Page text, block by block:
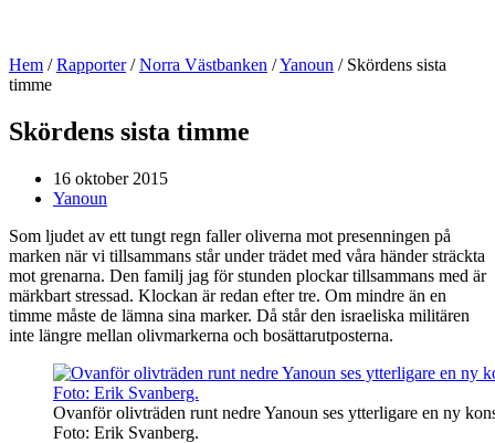
Hem /Rapporter/Norra Västbanken /Yanoun / Skördens sista
timme
Skördens sista timme
16 oktober 2015
Yanoun
Som ljudet av ett tungt regn faller oliverna mot presenningen på
marken när vi tillsammans står under trädet med våra händer sträckta
mot grenarna. Den familj jag för stunden plockar tillsammans med är
märkbart stressad. Klockan är redan efter tre. Om mindre än en
timme måste de lämna sina marker. Då står den israeliska militären
inte längre mellan olivmarkerna och bosättarutposterna.
Ovanför olivträden runt nedre Yanoun ses ytterligare en ny
Foto: Erik Svanberg.